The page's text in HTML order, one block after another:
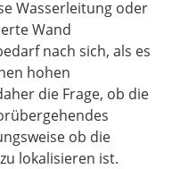
Wasserleitung oder
Wand
nach sich, als es
hohen
die Frage, ob die
ob die
lokalisieren ist.